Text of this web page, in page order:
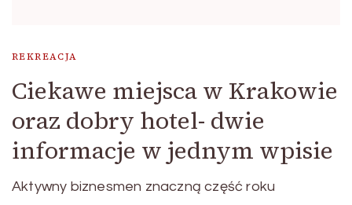
REKREACJA
Ciekawe miejsca w Krakowie
oraz dobry hotel- dwie
informacje w jednym wpisie
Aktywny biznesmen znaczną część roku